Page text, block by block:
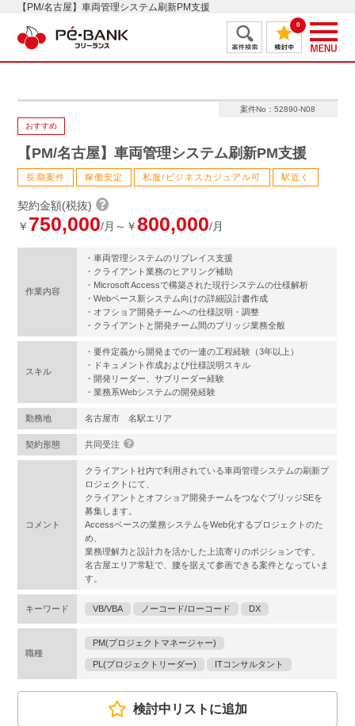
【PM/名古屋】車両管理システム刷新PM支援
0
案件No：52890-N08
おすすめ
【PM/名古屋】車両管理システム刷新PM支援
長期案件 稼働安定 私服/ビジネスカジュアル可 駅近く
契約金額(税抜)
￥ 750,000/月～￥800,000/月
作業内容
・車両管理システムのリプレイス支援
・クライアント業務のヒアリング補助
・Microsoft Accessで構築された現行システムの仕様解析
・Webベース新システム向けの詳細設計書作成
・オフショア開発チームへの仕様説明・調整
・クライアントと開発チーム間のブリッジ業務全般
スキル
・要件定義から開発までの一連の工程経験（3年以上）
・ドキュメント作成および仕様説明スキル
・開発リーダー、サブリーダー経験
・業務系Webシステムの開発経験
勤務地 名古屋市 名駅エリア
契約形態 共同受注
コメント
クライアント社内で利用されている車両管理システムの刷新プ
ロジェクトにて、
クライアントとオフショア開発チームをつなぐブリッジSEを
募集します。
Accessベースの業務システムをWeb化するプロジェクトのた
め、
業務理解力と設計力を活かした上流寄りのポジションです。
名古屋エリア常駐で、腰を据えて参画できる案件となっていま
す。
キーワード VB/VBA ノーコード/ローコード DX
職種
PM(プロジェクトマネージャー)
PL(プロジェクトリーダー) ITコンサルタント
検討中リストに追加